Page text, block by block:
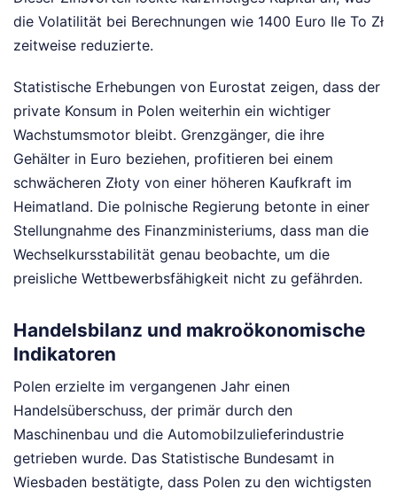
die Volatilität bei Berechnungen wie 1400 Euro Ile To Zł
zeitweise reduzierte.
Statistische Erhebungen von Eurostat zeigen, dass der
private Konsum in Polen weiterhin ein wichtiger
Wachstumsmotor bleibt. Grenzgänger, die ihre
Gehälter in Euro beziehen, profitieren bei einem
schwächeren Złoty von einer höheren Kaufkraft im
Heimatland. Die polnische Regierung betonte in einer
Stellungnahme des Finanzministeriums, dass man die
Wechselkursstabilität genau beobachte, um die
preisliche Wettbewerbsfähigkeit nicht zu gefährden.
Handelsbilanz und makroökonomische
Indikatoren
Polen erzielte im vergangenen Jahr einen
Handelsüberschuss, der primär durch den
Maschinenbau und die Automobilzulieferindustrie
getrieben wurde. Das Statistische Bundesamt in
Wiesbaden bestätigte, dass Polen zu den wichtigsten